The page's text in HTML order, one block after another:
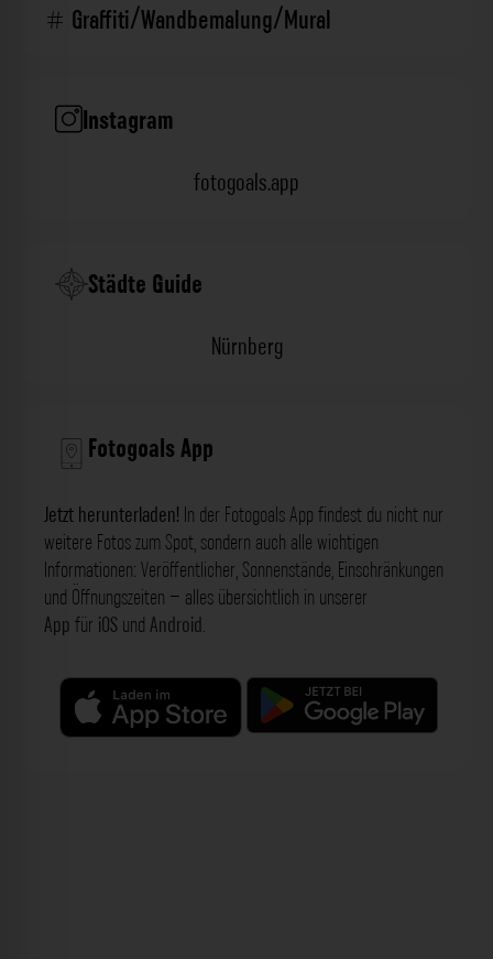
Graffiti/Wandbemalung/Mural
Instagram
fotogoals.app
Städte Guide
Nürnberg
Fotogoals App
Jetzt herunterladen! In der Fotogoals App findest du nicht nur
weitere Fotos zum Spot, sondern auch alle wichtigen
Informationen: Veröffentlicher, Sonnenstände, Einschränkungen
und Öffnungszeiten – alles übersichtlich in unserer
App für iOS und Android.